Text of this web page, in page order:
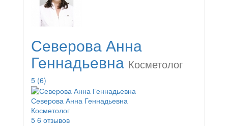
Северова Анна
Геннадьевна Косметолог
5 (6)
Северова Анна Геннадьевна
Косметолог
5 6 отзывов